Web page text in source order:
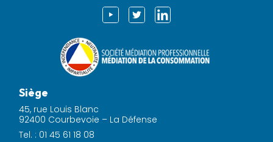
Siège
45, rue Louis Blanc
92400 Courbevoie – La Défense
Tel. : 01 45 61 18 08